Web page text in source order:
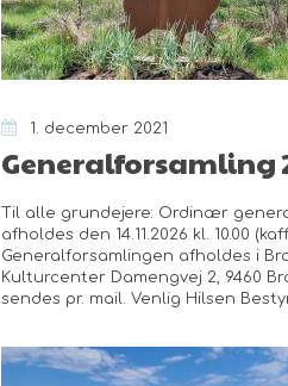
1. december 2021
Generalforsamling
Til alle grundejere: Ordinær
afholdes den 14.11.2026 kl. 10.00
Generalforsamlingen afholdes i
Kulturcenter Damengvej 2, 9460
sendes pr. mail. Venlig Hilsen